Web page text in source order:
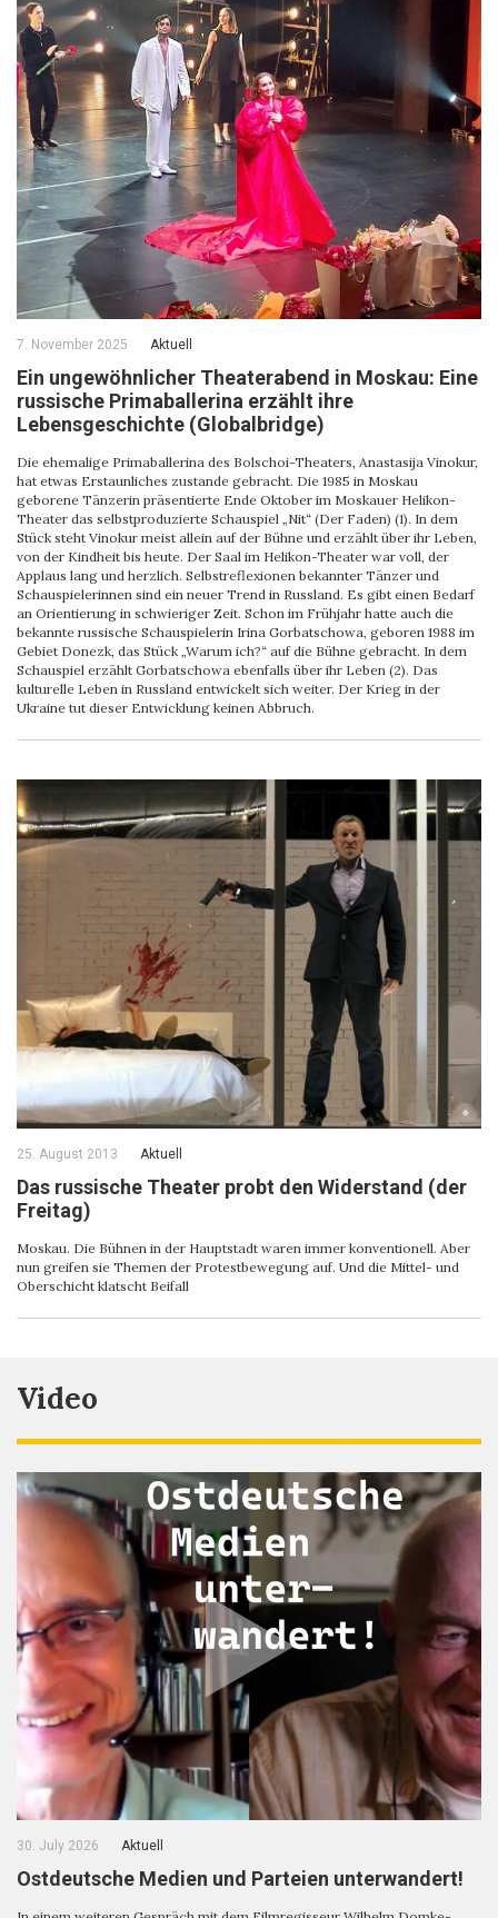
7. November 2025 Aktuell
Ein ungewöhnlicher Theaterabend in Moskau: Eine
russische Primaballerina erzählt ihre
Lebensgeschichte (Globalbridge)
Die ehemalige Primaballerina des Bolschoi-Theaters, Anastasija Vinokur,
hat etwas Erstaunliches zustande gebracht. Die 1985 in Moskau
geborene Tänzerin präsentierte Ende Oktober im Moskauer Helikon-
Theater das selbstproduzierte Schauspiel „Nit“ (Der Faden) (1). In dem
Stück steht Vinokur meist allein auf der Bühne und erzählt über ihr Leben,
von der Kindheit bis heute. Der Saal im Helikon-Theater war voll, der
Applaus lang und herzlich. Selbstreflexionen bekannter Tänzer und
Schauspielerinnen sind ein neuer Trend in Russland. Es gibt einen Bedarf
an Orientierung in schwieriger Zeit. Schon im Frühjahr hatte auch die
bekannte russische Schauspielerin Irina Gorbatschowa, geboren 1988 im
Gebiet Donezk, das Stück „Warum ich?“ auf die Bühne gebracht. In dem
Schauspiel erzählt Gorbatschowa ebenfalls über ihr Leben (2). Das
kulturelle Leben in Russland entwickelt sich weiter. Der Krieg in der
Ukraine tut dieser Entwicklung keinen Abbruch.
25. August 2013 Aktuell
Das russische Theater probt den Widerstand (der
Freitag)
Moskau. Die Bühnen in der Hauptstadt waren immer konventionell. Aber
nun greifen sie Themen der Protestbewegung auf. Und die Mittel- und
Oberschicht klatscht Beifall
Video
30. July 2026 Aktuell
Ostdeutsche Medien und Parteien unterwandert!